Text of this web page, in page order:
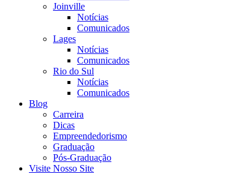
Joinville
Notícias
Comunicados
Lages
Notícias
Comunicados
Rio do Sul
Notícias
Comunicados
Blog
Carreira
Dicas
Empreendedorismo
Graduação
Pós-Graduação
Visite Nosso Site